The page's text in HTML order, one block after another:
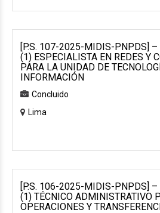
[P.S. 107-2025-MIDIS-PNPDS] –
(1) ESPECIALISTA EN REDES Y
PARA LA UNIDAD DE
INFORMACIÓN
Concluido
Lima
[P.S. 106-2025-MIDIS-PNPDS] –
(1) TÉCNICO ADMINISTRATIVO
OPERACIONES Y